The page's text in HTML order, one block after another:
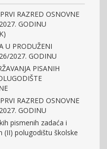
RAZRED OSNOVNE
GODINU
U PRODUŽENI
2027. GODINU
PISANIH
RAZRED OSNOVNE
GODINU
pismenih zadaća i
(II) polugodištu školske